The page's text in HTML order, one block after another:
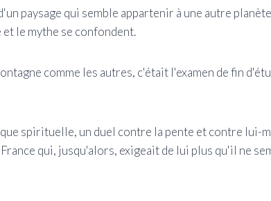
paysage qui semble appartenir à une autre
le mythe se confondent.
comme les autres, c'était l'examen de fin
spirituelle, un duel contre la pente et contre lui-
qui, jusqu'alors, exigeait de lui plus qu'il ne